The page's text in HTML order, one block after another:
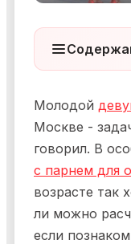
Молодой
Москве -
говорил. В
с парнем для
возрасте так
ли можно
если